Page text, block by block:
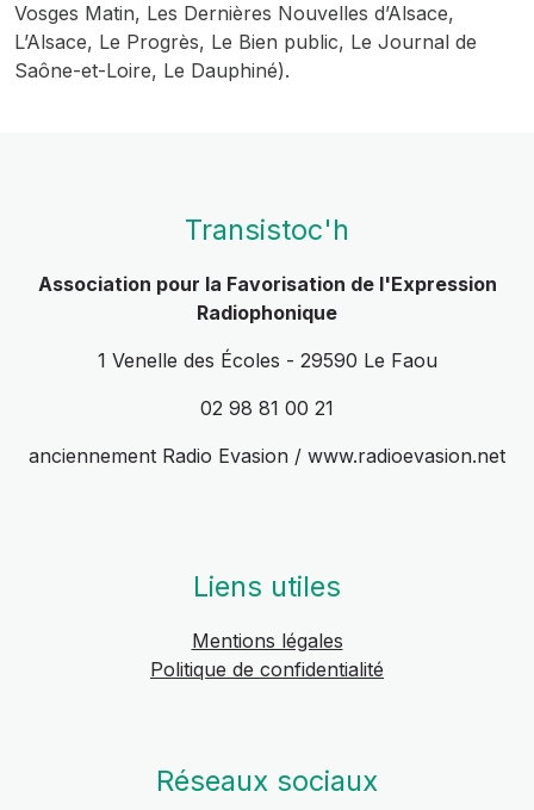
Vosges Matin, Les Dernières Nouvelles d’Alsace,
L’Alsace, Le Progrès, Le Bien public, Le Journal de
Saône-et-Loire, Le Dauphiné).
Transistoc'h
Association pour la Favorisation de l'Expression
Radiophonique
1 Venelle des Écoles - 29590 Le Faou
02 98 81 00 21
anciennement Radio Evasion / www.radioevasion.net
Liens utiles
Mentions légales
Politique de confidentialité
Réseaux sociaux